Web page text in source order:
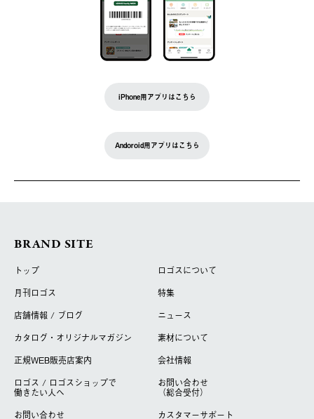
iPhone用アプリはこちら
Andoroid用アプリはこちら
BRAND SITE
トップ
ロゴスについて
月刊ロゴス
特集
店舗情報 / ブログ
ニュース
カタログ・オリジナルマガジン
素材について
正規WEB販売店案内
会社情報
ロゴス / ロゴスショップで
働きたい人へ
お問い合わせ
（総合受付）
お問い合わせ
カスタマーサポート